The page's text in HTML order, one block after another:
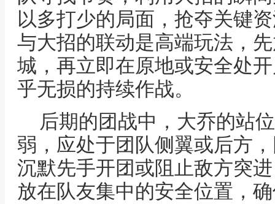
以多打少的局面，抢夺关键
与大招的联动是高端玩法，
城，再立即在原地或安全处
乎无损的持续作战。
后期的团战中，大乔的站
弱，应处于团队侧翼或后方
沉默先手开团或阻止敌方突
放在队友集中的安全位置，